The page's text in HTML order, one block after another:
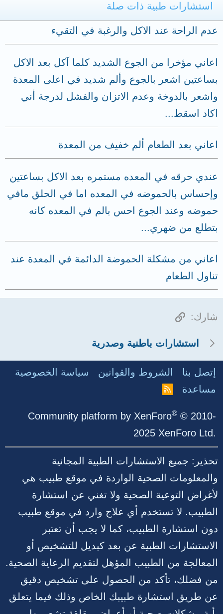
استشارات طبية ذات صلة
عدم الراحة عند الاكل والرغبة في التقيء
اعاني مؤخرا من الجوع الشديد كلما آكل بعد الاكل
بساعتين اشعر بالجوع وألم شديد في اعلى المعدة
واشعر بالدوخة وعدم الاتزان والفشل لدرجة أني
اكاد اسقط...
اعاني بعد الطعام ألم خفيف من المعدة
عندي حرقه في المعده مستمره بعد الاكل بساعتين
وإحساس بالحموضه في المعده اما في الحلق مافي
حموضه وعند الجوع احس بالم في المعده كانه
بتطلع من ضهري...
اعاني من مشكلة الحموضة الدائمة في المعدة عند
تناول الطعام
شارك: الرابط
استشارات باطنية وصدرية
إتصل بنا الشروط والقوانين
سياسة الخصوصية
مساعدة
R
Community platform by XenForo® © 2010-
2025 XenForo Ltd.
تحذير: جميع الاستشارات الطبية المجانية
والمعلومات الصحية الواردة في موقع طبيب هي
لأغراض التوعية الصحية ولا تغني عن استشارة
الطبيب. لا تستخدم أي علاج وارد في موقع طبيب
دون استشارة الطبيب، كما لا يجب أن تعتبر
الاستشارات الطبية عن بعد كبديل للتشخيص أو
المعالجة من الطبيب المؤهل لتقديم الرعاية الصحية.
من فضلك، تأكد من الحصول على تشخيص دقيق
عن طريق استشارة طبيبك الخاص وذلك فيما يتعلق